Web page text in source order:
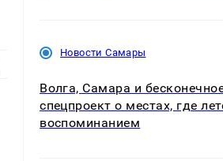
Новости Самары
Волга, Самара и
спецпроект о местах, где
воспоминанием